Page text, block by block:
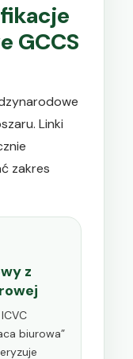
GCCS
Linki
zakres
z
biurowa”